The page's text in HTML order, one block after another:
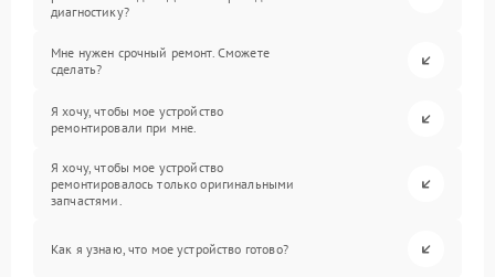
диагностику?
Мне нужен срочный ремонт. Сможете
сделать?
Я хочу, чтобы мое устройство
ремонтировали при мне.
Я хочу, чтобы мое устройство
ремонтировалось только оригинальными
запчастями.
Как я узнаю, что мое устройство готово?